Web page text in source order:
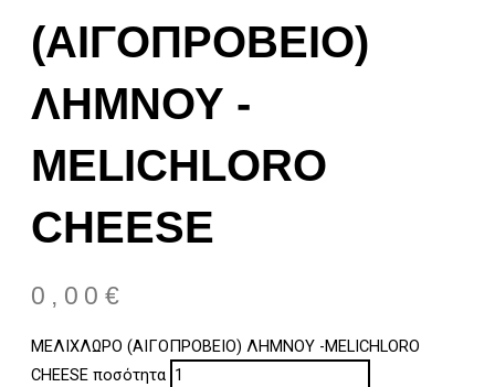
(ΑΙΓΟΠΡΟΒΕΙΟ)
ΛΗΜΝΟΥ -
MELICHLORO
CHEESE
0,00 €
ΜΕΛΙΧΛΩΡΟ (ΑΙΓΟΠΡΟΒΕΙΟ) ΛΗΜΝΟΥ -MELICHLORO
CHEESE ποσότητα